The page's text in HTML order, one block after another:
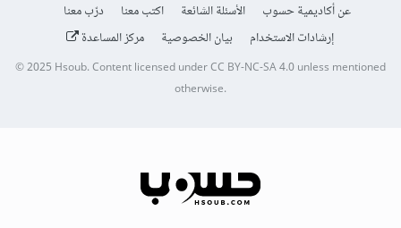
عن أكاديمية حسوب الأسئلة الشائعة اكتب معنا
درّب معنا
إرشادات الاستخدام
بيان الخصوصية مركز المساعدة
© 2025Hsoub.Content licensed underCC BY-NC-SA 4.0unless mentioned
otherwise.